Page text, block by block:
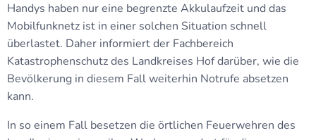
Katastrophenschutz
Handys haben nur eine begrenzte Akkulaufzeit und das
Mobilfunknetz ist in einer solchen Situation schnell
überlastet. Daher informiert der Fachbereich
Katastrophenschutz des Landkreises Hof darüber, wie die
Bevölkerung in diesem Fall weiterhin Notrufe absetzen
kann.
In so einem Fall besetzen die örtlichen Feuerwehren des